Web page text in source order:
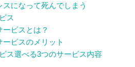
になって死んでしまう
ス
ビスとは？
ビスのメリット
ス選べる3つのサービス内容